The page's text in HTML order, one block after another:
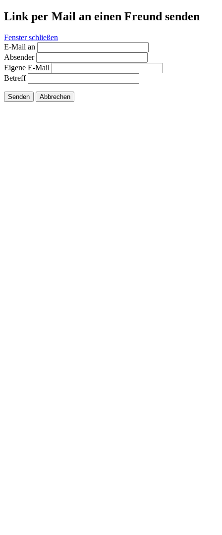
Link per Mail an einen Freund senden
Fenster schließen
E-Mail an
Absender
Eigene E-Mail
Betreff
Senden Abbrechen